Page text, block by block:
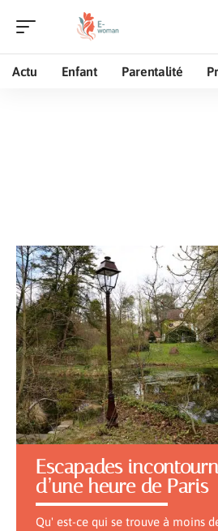
Actu Enfant Parentalité
Escapades
d’une heure de Paris
Qu' est-ce qui se trouve à moins